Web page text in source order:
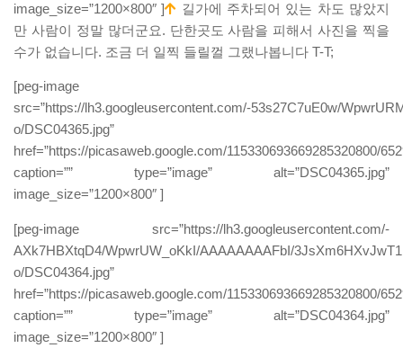
image_size=”1200×800″ ]
길가에 주차되어 있는 차도 많았지
만 사람이 정말 많더군요. 단한곳도 사람을 피해서 사진을 찍을
수가 없습니다. 조금 더 일찍 들릴껄 그랬나봅니다 T-T;
[peg-image
src=”https://lh3.googleusercontent.com/-53s27C7uE0w/
o/DSC04365.jpg”
href=”https://picasaweb.google.com/115330693669285320800/
caption=”” type=”image” alt=”DSC04365.jpg”
image_size=”1200×800″ ]
[peg-image src=”https://lh3.googleusercontent.com/-
AXk7HBXtqD4/WpwrUW_oKkI/AAAAAAAAFbI/
o/DSC04364.jpg”
href=”https://picasaweb.google.com/115330693669285320800/
caption=”” type=”image” alt=”DSC04364.jpg”
image_size=”1200×800″ ]